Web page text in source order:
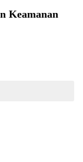
Keamanan